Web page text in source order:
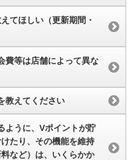
てほしい（更新期間・
費等は店舗によって異な
教えてください
ように、Vポイントが貯
たり、その機能を維持
など）は、いくらかか